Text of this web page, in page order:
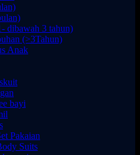
dibawah 3 tahun)
(>3Tahun)
Anak
bayi
Pakaian
Suits